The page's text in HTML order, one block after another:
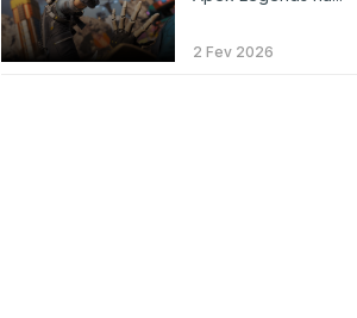
BLAST Bounty S2 na RTP Arena: Regressa o
melhor Counter-Strike
2 Fev 2026